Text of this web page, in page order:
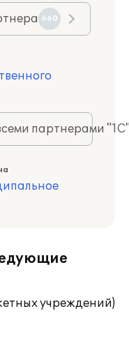
660
партнерами
учреждений)